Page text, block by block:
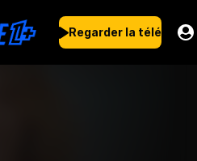
Regarder la télé